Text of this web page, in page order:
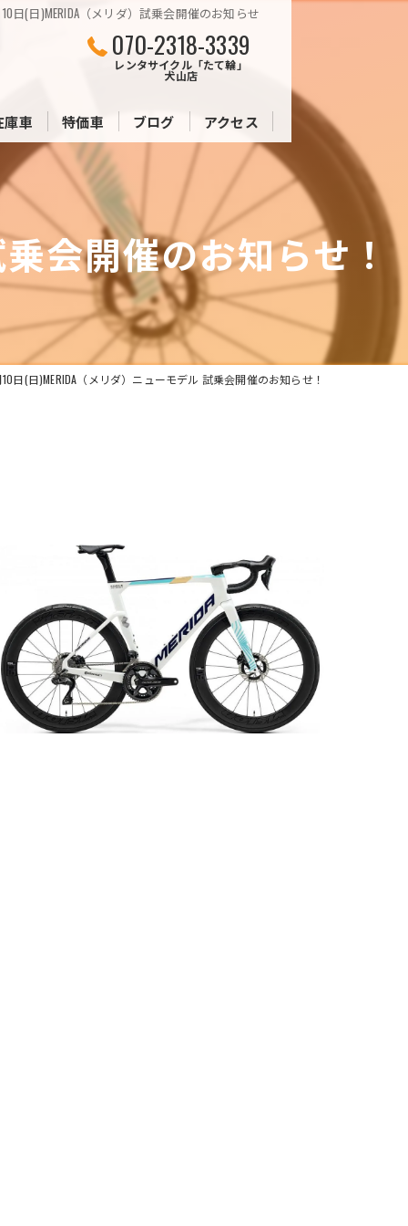
10日(日)MERIDA（メリダ）試乗会開催のお知らせ
070-2318-3339
レンタサイクル「たて輪」
犬山店
庫車 特価車 ブログ アクセス
株式会社たてりん
レンタサイクル「たて輪」
会開催のお知らせ！
10日(日)MERIDA（メリダ）ニューモデル 試乗会開催のお知らせ！